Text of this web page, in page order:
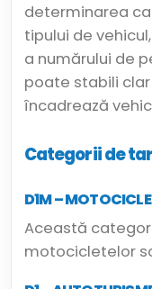
determinarea
tipului de
a numărului de
poate stabili
încadrează
Categorii de
D1M –
Această
motocicletelor